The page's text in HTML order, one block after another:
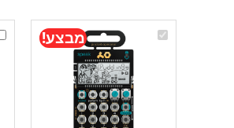
Teenage
Engineering
סינתיסייזר
מבצע!